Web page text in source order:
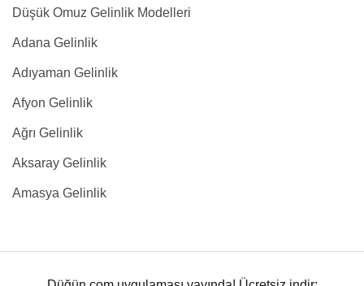
Düşük Omuz Gelinlik Modelleri
Adana Gelinlik
Adıyaman Gelinlik
Afyon Gelinlik
Ağrı Gelinlik
Aksaray Gelinlik
Amasya Gelinlik